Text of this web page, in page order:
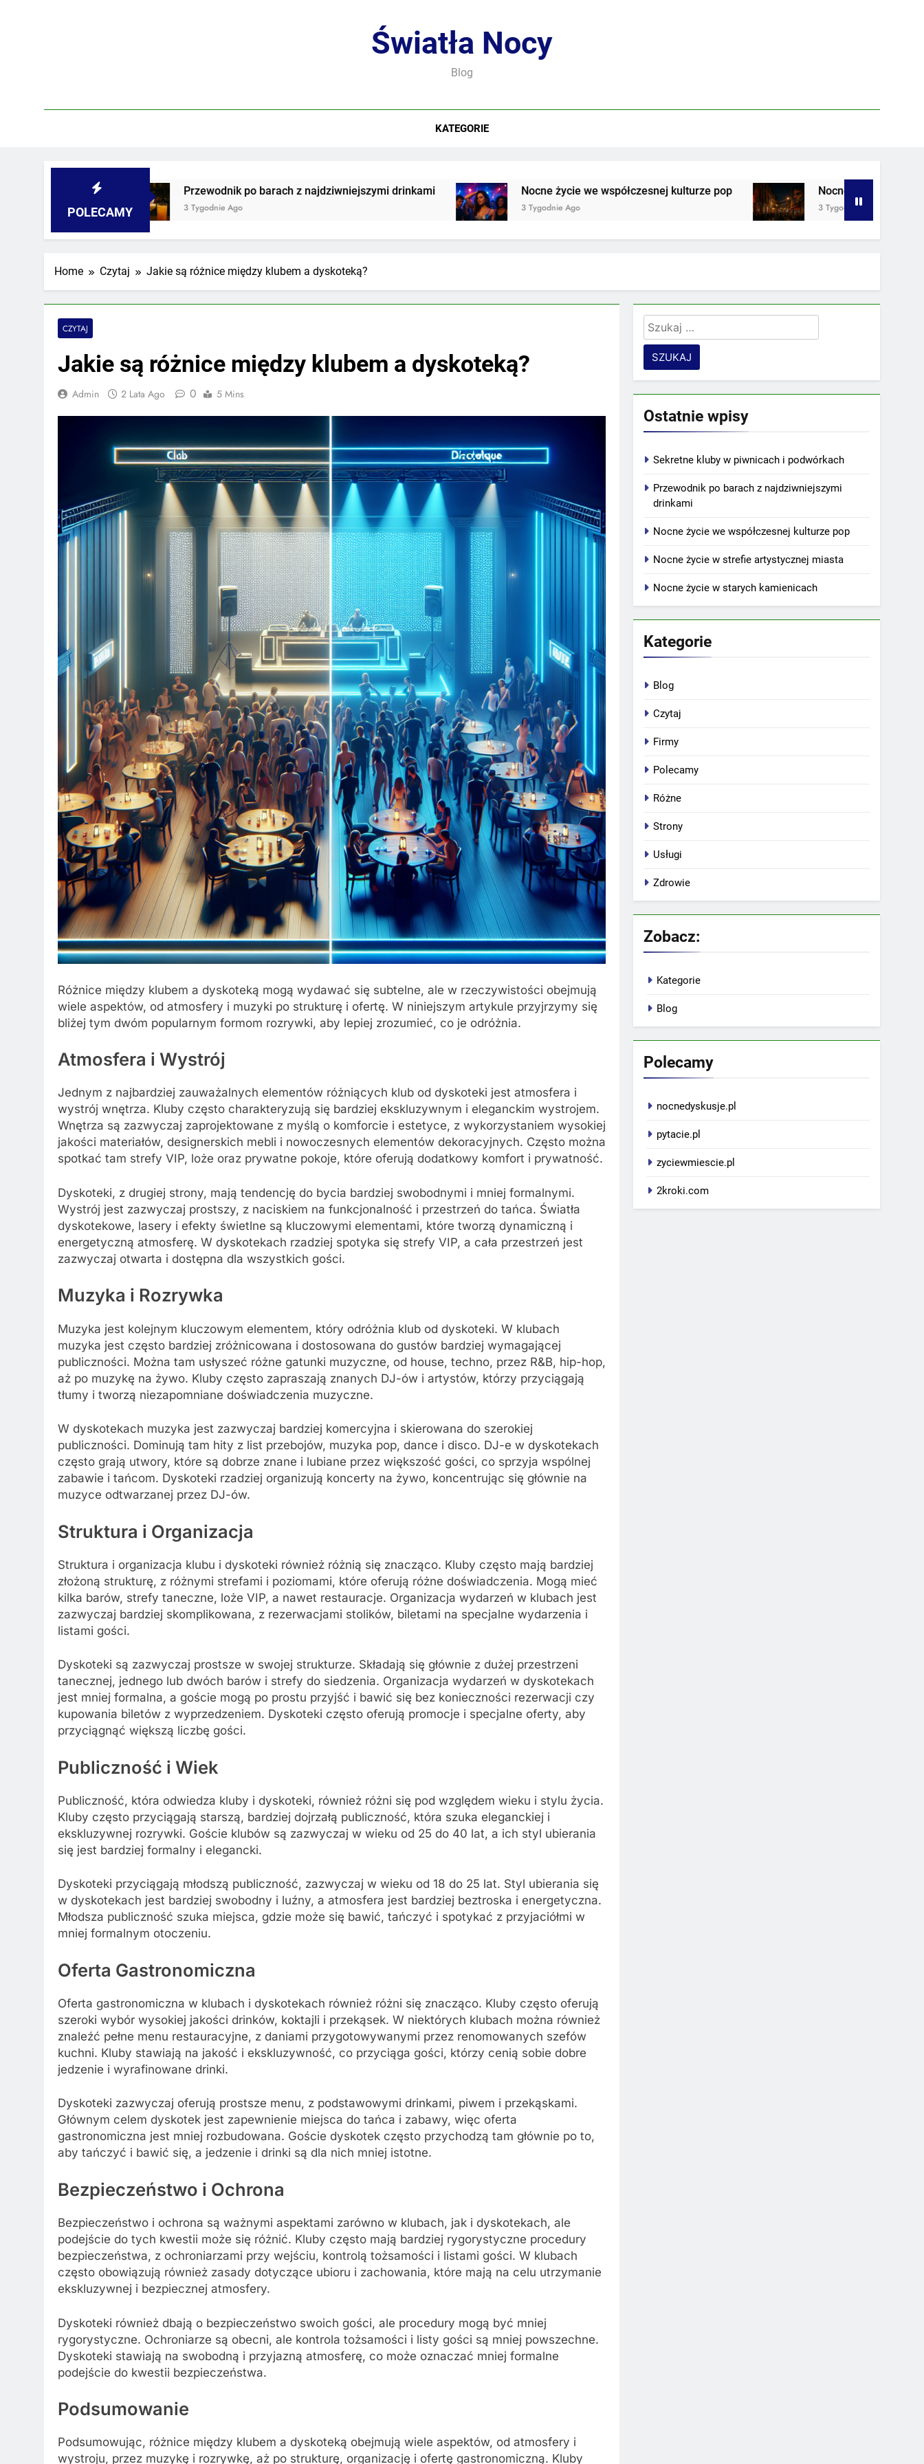
Światła Nocy
Blog
KATEGORIE
POLECAMY
Przewodnik po barach z najdziwniejszymi drinkami
3 Tygodnie Ago
Nocne życie we współczesnej kulturze pop
3 Tygodnie Ago
Nocne życie w strefie artystycznej
3 Tygodnie Ago
Home Czytaj Jakie są różnice między klubem a dyskoteką?
CZYTAJ
Jakie są różnice między klubem a dyskoteką?
Admin 2 Lata Ago 0 5 Mins
Różnice między klubem a dyskoteką mogą wydawać się subtelne, ale w rzeczywistości obejmują
wiele aspektów, od atmosfery i muzyki po strukturę i ofertę. W niniejszym artykule przyjrzymy się
bliżej tym dwóm popularnym formom rozrywki, aby lepiej zrozumieć, co je odróżnia.
Atmosfera i Wystrój
Jednym z najbardziej zauważalnych elementów różniących klub od dyskoteki jest atmosfera i
wystrój wnętrza. Kluby często charakteryzują się bardziej ekskluzywnym i eleganckim wystrojem.
Wnętrza są zazwyczaj zaprojektowane z myślą o komforcie i estetyce, z wykorzystaniem wysokiej
jakości materiałów, designerskich mebli i nowoczesnych elementów dekoracyjnych. Często można
spotkać tam strefy VIP, loże oraz prywatne pokoje, które oferują dodatkowy komfort i prywatność.
Dyskoteki, z drugiej strony, mają tendencję do bycia bardziej swobodnymi i mniej formalnymi.
Wystrój jest zazwyczaj prostszy, z naciskiem na funkcjonalność i przestrzeń do tańca. Światła
dyskotekowe, lasery i efekty świetlne są kluczowymi elementami, które tworzą dynamiczną i
energetyczną atmosferę. W dyskotekach rzadziej spotyka się strefy VIP, a cała przestrzeń jest
zazwyczaj otwarta i dostępna dla wszystkich gości.
Muzyka i Rozrywka
Muzyka jest kolejnym kluczowym elementem, który odróżnia klub od dyskoteki. W klubach
muzyka jest często bardziej zróżnicowana i dostosowana do gustów bardziej wymagającej
publiczności. Można tam usłyszeć różne gatunki muzyczne, od house, techno, przez R&B, hip-hop,
aż po muzykę na żywo. Kluby często zapraszają znanych DJ-ów i artystów, którzy przyciągają
tłumy i tworzą niezapomniane doświadczenia muzyczne.
W dyskotekach muzyka jest zazwyczaj bardziej komercyjna i skierowana do szerokiej
publiczności. Dominują tam hity z list przebojów, muzyka pop, dance i disco. DJ-e w dyskotekach
często grają utwory, które są dobrze znane i lubiane przez większość gości, co sprzyja wspólnej
zabawie i tańcom. Dyskoteki rzadziej organizują koncerty na żywo, koncentrując się głównie na
muzyce odtwarzanej przez DJ-ów.
Struktura i Organizacja
Struktura i organizacja klubu i dyskoteki również różnią się znacząco. Kluby często mają bardziej
złożoną strukturę, z różnymi strefami i poziomami, które oferują różne doświadczenia. Mogą mieć
kilka barów, strefy taneczne, loże VIP, a nawet restauracje. Organizacja wydarzeń w klubach jest
zazwyczaj bardziej skomplikowana, z rezerwacjami stolików, biletami na specjalne wydarzenia i
listami gości.
Dyskoteki są zazwyczaj prostsze w swojej strukturze. Składają się głównie z dużej przestrzeni
tanecznej, jednego lub dwóch barów i strefy do siedzenia. Organizacja wydarzeń w dyskotekach
jest mniej formalna, a goście mogą po prostu przyjść i bawić się bez konieczności rezerwacji czy
kupowania biletów z wyprzedzeniem. Dyskoteki często oferują promocje i specjalne oferty, aby
przyciągnąć większą liczbę gości.
Publiczność i Wiek
Publiczność, która odwiedza kluby i dyskoteki, również różni się pod względem wieku i stylu życia.
Kluby często przyciągają starszą, bardziej dojrzałą publiczność, która szuka eleganckiej i
ekskluzywnej rozrywki. Goście klubów są zazwyczaj w wieku od 25 do 40 lat, a ich styl ubierania
się jest bardziej formalny i elegancki.
Dyskoteki przyciągają młodszą publiczność, zazwyczaj w wieku od 18 do 25 lat. Styl ubierania się
w dyskotekach jest bardziej swobodny i luźny, a atmosfera jest bardziej beztroska i energetyczna.
Młodsza publiczność szuka miejsca, gdzie może się bawić, tańczyć i spotykać z przyjaciółmi w
mniej formalnym otoczeniu.
Oferta Gastronomiczna
Oferta gastronomiczna w klubach i dyskotekach również różni się znacząco. Kluby często oferują
szeroki wybór wysokiej jakości drinków, koktajli i przekąsek. W niektórych klubach można również
znaleźć pełne menu restauracyjne, z daniami przygotowywanymi przez renomowanych szefów
kuchni. Kluby stawiają na jakość i ekskluzywność, co przyciąga gości, którzy cenią sobie dobre
jedzenie i wyrafinowane drinki.
Dyskoteki zazwyczaj oferują prostsze menu, z podstawowymi drinkami, piwem i przekąskami.
Głównym celem dyskotek jest zapewnienie miejsca do tańca i zabawy, więc oferta
gastronomiczna jest mniej rozbudowana. Goście dyskotek często przychodzą tam głównie po to,
aby tańczyć i bawić się, a jedzenie i drinki są dla nich mniej istotne.
Bezpieczeństwo i Ochrona
Bezpieczeństwo i ochrona są ważnymi aspektami zarówno w klubach, jak i dyskotekach, ale
podejście do tych kwestii może się różnić. Kluby często mają bardziej rygorystyczne procedury
bezpieczeństwa, z ochroniarzami przy wejściu, kontrolą tożsamości i listami gości. W klubach
często obowiązują również zasady dotyczące ubioru i zachowania, które mają na celu utrzymanie
ekskluzywnej i bezpiecznej atmosfery.
Dyskoteki również dbają o bezpieczeństwo swoich gości, ale procedury mogą być mniej
rygorystyczne. Ochroniarze są obecni, ale kontrola tożsamości i listy gości są mniej powszechne.
Dyskoteki stawiają na swobodną i przyjazną atmosferę, co może oznaczać mniej formalne
podejście do kwestii bezpieczeństwa.
Podsumowanie
Podsumowując, różnice między klubem a dyskoteką obejmują wiele aspektów, od atmosfery i
wystroju, przez muzykę i rozrywkę, aż po strukturę, organizację i ofertę gastronomiczną. Kluby
Szukaj:
Ostatnie wpisy
Sekretne kluby w piwnicach i podwórkach
Przewodnik po barach z najdziwniejszymi
drinkami
Nocne życie we współczesnej kulturze pop
Nocne życie w strefie artystycznej miasta
Nocne życie w starych kamienicach
Kategorie
Blog
Czytaj
Firmy
Polecamy
Różne
Strony
Usługi
Zdrowie
Zobacz:
Kategorie
Blog
Polecamy
nocnedyskusje.pl
pytacie.pl
zyciewmiescie.pl
2kroki.com